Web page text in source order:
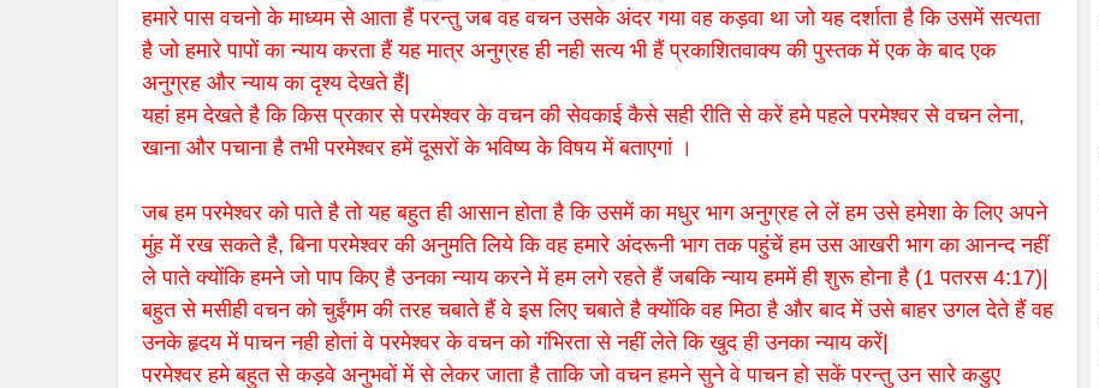
हमारे पास वचनो के माध्यम से आता हैं परन्तु जब वह वचन उसके अंदर गया वह कड़वा था जो यह दर्शाता है कि उसमें सत्यता
है जो हमारे पापों का न्याय करता हैं यह मात्र अनुग्रह ही नही सत्य भी हैं प्रकाशितवाक्य की पुस्तक में एक के बाद एक
अनुग्रह और न्याय का दृश्य देखते हैं|
यहां हम देखते है कि किस प्रकार से परमेश्वर के वचन की सेवकाई कैसे सही रीति से करें हमे पहले परमेश्वर से वचन लेना,
खाना और पचाना है तभी परमेश्वर हमें दूसरों के भविष्य के विषय में बताएगां ।
जब हम परमेश्वर को पाते है तो यह बहुत ही आसान होता है कि उसमें का मधुर भाग अनुग्रह ले लें हम उसे हमेशा के लिए अपने
मुंह में रख सकते है, बिना परमेश्वर की अनुमति लिये कि वह हमारे अंदरूनी भाग तक पहुंचें हम उस आखरी भाग का आनन्द नहीं
ले पाते क्योंकि हमने जो पाप किए है उनका न्याय करने में हम लगे रहते हैं जबकि न्याय हममें ही शुरू होना है (1 पतरस 4:17)|
बहुत से मसीही वचन को चुईंगम की तरह चबाते हैं वे इस लिए चबाते है क्योंकि वह मिठा है और बाद में उसे बाहर उगल देते हैं वह
उनके हृदय में पाचन नही होतां वे परमेश्वर के वचन को गंभिरता से नहीं लेते कि खुद ही उनका न्याय करें|
परमेश्वर हमे बहुत से कड़वे अनुभवों में से लेकर जाता है ताकि जो वचन हमने सुने वे पाचन हो सकें परन्तु उन सारे कडुए